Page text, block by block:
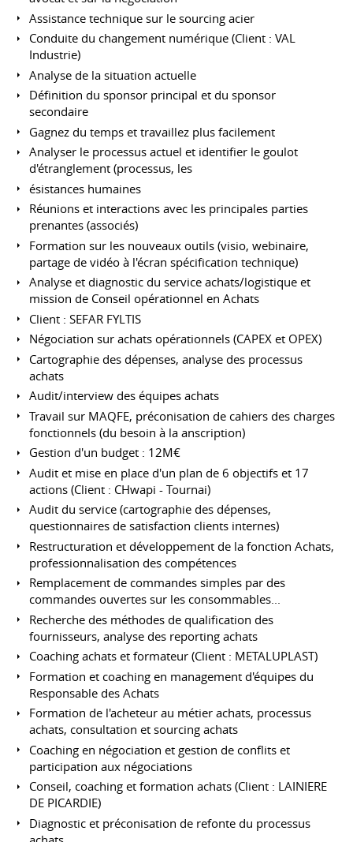
Assistance technique sur le sourcing acier
Conduite du changement numérique (Client : VAL
Industrie)
Analyse de la situation actuelle
Définition du sponsor principal et du sponsor
secondaire
Gagnez du temps et travaillez plus facilement
Analyser le processus actuel et identifier le goulot
d'étranglement (processus, les
ésistances humaines
Réunions et interactions avec les principales parties
prenantes (associés)
Formation sur les nouveaux outils (visio, webinaire,
partage de vidéo à l'écran spécification technique)
Analyse et diagnostic du service achats/logistique et
mission de Conseil opérationnel en Achats
Client : SEFAR FYLTIS
Négociation sur achats opérationnels (CAPEX et OPEX)
Cartographie des dépenses, analyse des processus
achats
Audit/interview des équipes achats
Travail sur MAQFE, préconisation de cahiers des charges
fonctionnels (du besoin à la anscription)
Gestion d'un budget : 12M€
Audit et mise en place d'un plan de 6 objectifs et 17
actions (Client : CHwapi - Tournai)
Audit du service (cartographie des dépenses,
questionnaires de satisfaction clients internes)
Restructuration et développement de la fonction Achats,
professionnalisation des compétences
Remplacement de commandes simples par des
commandes ouvertes sur les consommables...
Recherche des méthodes de qualification des
fournisseurs, analyse des reporting achats
Coaching achats et formateur (Client : METALUPLAST)
Formation et coaching en management d'équipes du
Responsable des Achats
Formation de l'acheteur au métier achats, processus
achats, consultation et sourcing achats
Coaching en négociation et gestion de conflits et
participation aux négociations
Conseil, coaching et formation achats (Client : LAINIERE
DE PICARDIE)
Diagnostic et préconisation de refonte du processus